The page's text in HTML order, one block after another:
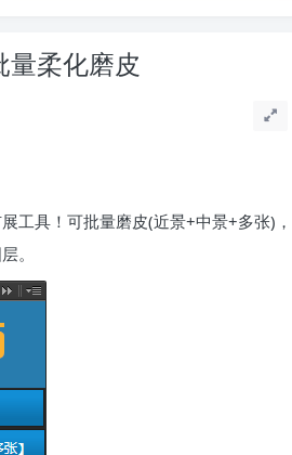
柔化磨皮
工具！可批量磨皮(近景+中景+多张)，
。